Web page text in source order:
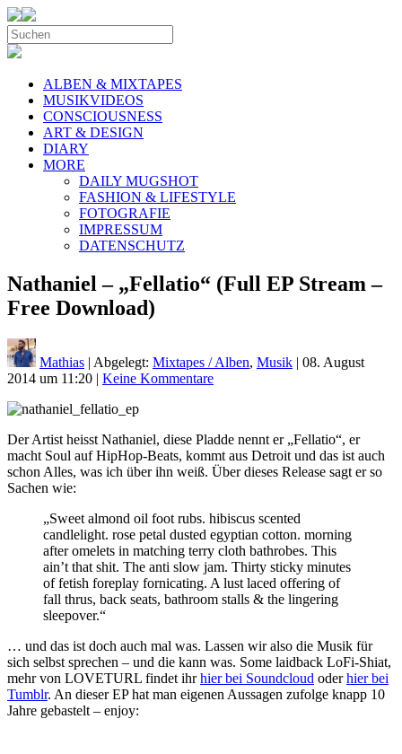
ALBEN & MIXTAPES
MUSIKVIDEOS
CONSCIOUSNESS
ART & DESIGN
DIARY
MORE
DAILY MUGSHOT
FASHION & LIFESTYLE
FOTOGRAFIE
IMPRESSUM
DATENSCHUTZ
Nathaniel – „Fellatio“ (Full EP Stream –
Free Download)
Mathias | Abgelegt: Mixtapes / Alben, Musik | 08. August
2014 um 11:20 | Keine Kommentare
Der Artist heisst Nathaniel, diese Pladde nennt er „Fellatio“, er
macht Soul auf HipHop-Beats, kommt aus Detroit und das ist auch
schon Alles, was ich über ihn weiß. Über dieses Release sagt er so
Sachen wie:
„Sweet almond oil foot rubs. hibiscus scented
candlelight. rose petal dusted egyptian cotton. morning
after omelets in matching terry cloth bathrobes. This
ain’t that shit. The anti slow jam. Thirty sticky minutes
of fetish foreplay fornicating. A lust laced offering of
fall thrus, back seats, bathroom stalls & the lingering
sleepover.“
… und das ist doch auch mal was. Lassen wir also die Musik für
sich selbst sprechen – und die kann was. Some laidback LoFi-Shiat,
mehr von LOVETURL findet ihrhier bei Soundcloud oderhier bei
Tumblr. An dieser EP hat man eigenen Aussagen zufolge knapp 10
Jahre gebastelt – enjoy: